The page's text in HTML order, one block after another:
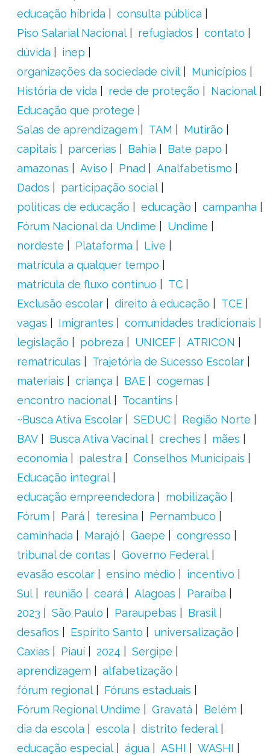
educação híbrida
consulta pública
Piso Salarial Nacional
refugiados
contato
dúvida
inep
organizações da sociedade civil
Municípios
História de vida
rede de proteção
Nacional
Educação que protege
Salas de aprendizagem
TAM
Mutirão
capitais
parcerias Bahia
Bate papo
amazonas
Aviso Pnad
Analfabetismo
Dados
participação social
políticas de educação
educação
campanha
Fórum Nacional da Undime
Undime
nordeste
Plataforma
Live
matrícula a qualquer tempo
matrícula de fluxo contínuo
TC
Exclusão escolar
direito à educação
TCE
vagas
Imigrantes
comunidades tradicionais
legislação
pobreza UNICEF
ATRICON
rematrículas
Trajetória de Sucesso Escolar
materiais
criança BAE
cogemas
encontro nacional
Tocantins
~Busca Ativa Escolar
SEDUC
Região Norte
BAV
Busca Ativa Vacinal creches
mães
economia
palestra
Conselhos Municipais
Educação integral
educação empreendedora
mobilização
Fórum
Pará teresina
Pernambuco
caminhada
Marajó Gaepe
congresso
tribunal de contas
Governo Federal
evasão escolar
ensino médio
incentivo
Sul
reunião ceará Alagoas
Paraíba
2023
São Paulo Paraupebas
Brasil
desafios
Espírito Santo
universalização
Caxias
Piauí 2024
Sergipe
aprendizagem
alfabetização
fórum regional
Fóruns estaduais
Fórum Regional Undime
Gravatá
Belém
dia da escola
escola
distrito federal
educação especial
água ASHI
WASHI